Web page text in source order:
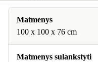
Matmenys
100 x 100 x 76 cm
Matmenys sulankstyti